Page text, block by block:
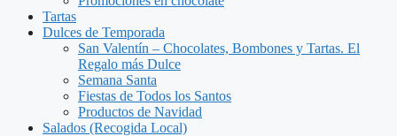
Tartas
Dulces de Temporada
San Valentín – Chocolates, Bombones y Tartas. El
Regalo más Dulce
Semana Santa
Fiestas de Todos los Santos
Productos de Navidad
Salados (Recogida Local)